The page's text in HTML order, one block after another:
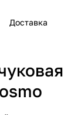
Доставка